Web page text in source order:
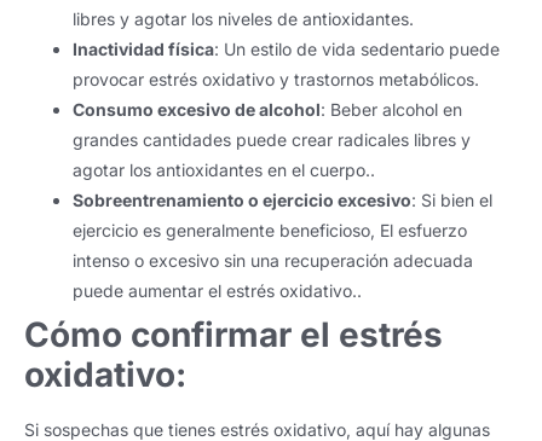
libres y agotar los niveles de antioxidantes.
Inactividad física: Un estilo de vida sedentario puede
provocar estrés oxidativo y trastornos metabólicos.
Consumo excesivo de alcohol: Beber alcohol en
grandes cantidades puede crear radicales libres y
agotar los antioxidantes en el cuerpo..
Sobreentrenamiento o ejercicio excesivo: Si bien el
ejercicio es generalmente beneficioso, El esfuerzo
intenso o excesivo sin una recuperación adecuada
puede aumentar el estrés oxidativo..
Cómo confirmar el estrés
oxidativo:
Si sospechas que tienes estrés oxidativo, aquí hay algunas